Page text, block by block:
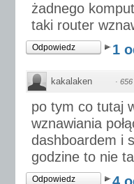
żadnego
taki router
Odpowiedz 1
kakalaken · 656
po tym co tutaj
wznawiania
dashboardem i
godzine to nie
Odpowiedz